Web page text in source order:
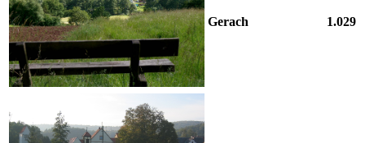
Gerach 1.029